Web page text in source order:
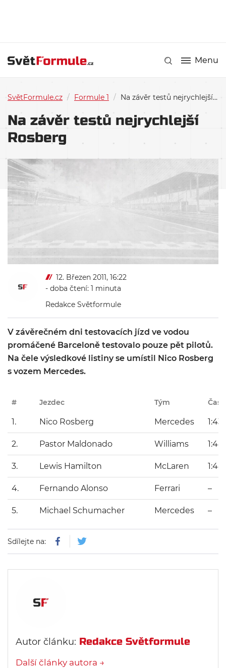
Menu
SvětFormule.cz / Formule 1 / Na závěr testů nejrychlejší Rosberg
Na závěr testů nejrychlejší
Rosberg
12. Březen 2011, 16:22
- doba čtení: 1 minuta
Redakce Světformule
V závěrečném dni testovacích jízd ve vodou
promáčené Barceloně testovalo pouze pět pilotů.
Na čele výsledkové listiny se umístil Nico Rosberg
s vozem Mercedes.
# Jezdec Tým Čas
1. Nico Rosberg Mercedes
2. Pastor Maldonado Williams
3. Lewis Hamilton McLaren
4. Fernando Alonso Ferrari –
5. Michael Schumacher Mercedes –
Sdílejte na:
Autor článku: Redakce Světformule
Další články autora →